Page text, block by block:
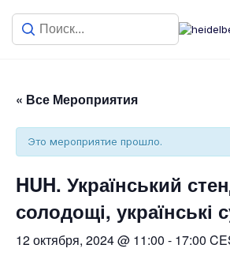
« Все Мероприятия
Это мероприятие прошло.
HUH. Український
солодощі, українські
12 октября, 2024 @ 11:00 - 17:00